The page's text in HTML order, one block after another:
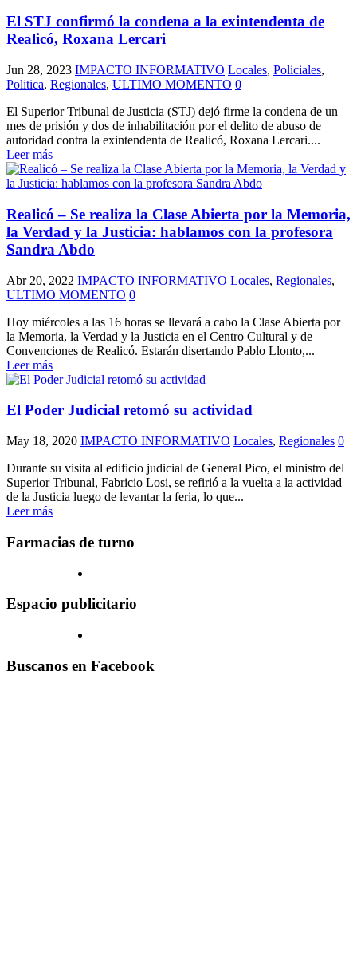
El STJ confirmó la condena a la exintendenta de
Realicó, Roxana Lercari
Jun 28, 2023 IMPACTO INFORMATIVO Locales, Policiales,
Politica, Regionales, ULTIMO MOMENTO 0
El Superior Tribunal de Justicia (STJ) dejó firme la condena de un
mes de prisión y dos de inhabilitación por el delito de abuso de
autoridad contra la exintendenta de Realicó, Roxana Lercari....
Leer más
Realicó – Se realiza la Clase Abierta por la Memoria,
la Verdad y la Justicia: hablamos con la profesora
Sandra Abdo
Abr 20, 2022 IMPACTO INFORMATIVO Locales, Regionales,
ULTIMO MOMENTO 0
Hoy miércoles a las 16 horas se llevará a cabo la Clase Abierta por
la Memoria, la Verdad y la Justicia en el Centro Cultural y de
Convenciones de Realicó. Estarán disertando Pablo Llonto,...
Leer más
El Poder Judicial retomó su actividad
May 18, 2020 IMPACTO INFORMATIVO Locales, Regionales 0
Durante su visita al edificio judicial de General Pico, el ministro del
Superior Tribunal, Fabricio Losi, se refirió a la vuelta a la actividad
de la Justicia luego de levantar la feria, lo que...
Leer más
Farmacias de turno
Espacio publicitario
Buscanos en Facebook